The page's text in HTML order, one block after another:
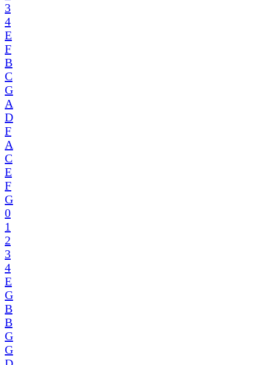
3
4
E
F
B
C
G
A
D
F
A
C
E
F
G
0
1
2
3
4
E
G
B
B
G
G